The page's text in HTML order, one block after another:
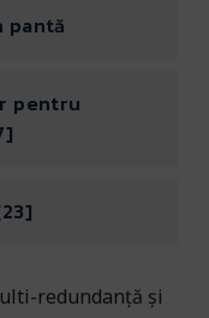
pantă
pentru
redundanță și